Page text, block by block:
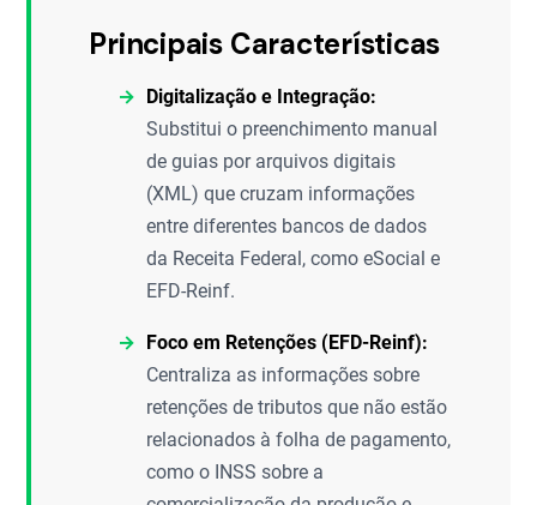
Principais Características
Digitalização e Integração:
Substitui o preenchimento manual
de guias por arquivos digitais
(XML) que cruzam informações
entre diferentes bancos de dados
da Receita Federal, como eSocial e
EFD-Reinf.
Foco em Retenções (EFD-Reinf):
Centraliza as informações sobre
retenções de tributos que não estão
relacionados à folha de pagamento,
como o INSS sobre a